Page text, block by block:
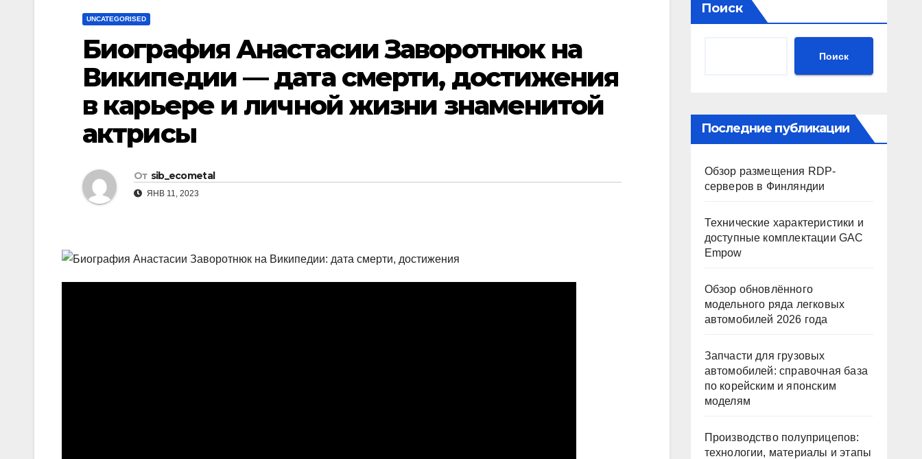
UNCATEGORISED
Биография Анастасии Заворотнюк на
Википедии — дата смерти, достижения
в карьере и личной жизни знаменитой
актрисы
От sib_ecometal
ЯНВ 11, 2023
Поиск
Поиск
Последние публикации
Обзор размещения RDP-
серверов в Финляндии
Технические характеристики и
доступные комплектации GAC
Empow
Обзор обновлённого
модельного ряда легковых
автомобилей 2026 года
Запчасти для грузовых
автомобилей: справочная база
по корейским и японским
моделям
Производство полуприцепов:
технологии, материалы и этапы